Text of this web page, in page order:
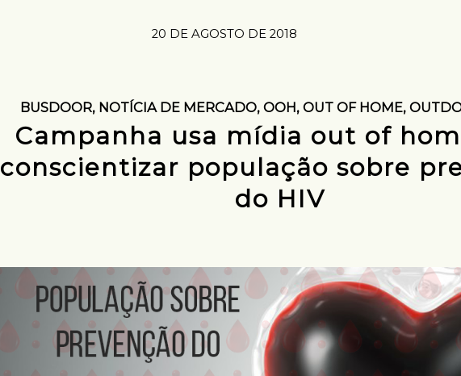
20 DE AGOSTO DE 2018
BUSDOOR, NOTÍCIA DE MERCADO, OOH, OUT OF HOME,
Campanha usa mídia out of
conscientizar população sobre
do HIV